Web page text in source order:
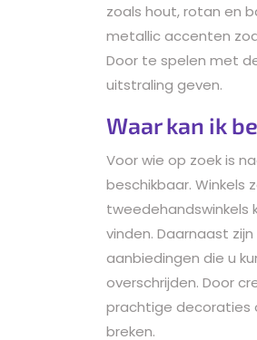
zoals hout, rotan en
metallic accenten
Door te spelen met
uitstraling geven.
Waar kan ik
Voor wie op zoek is
beschikbaar. Winkels
tweedehandswinkels
vinden. Daarnaast
aanbiedingen die u
overschrijden. Door
prachtige decoraties
breken.